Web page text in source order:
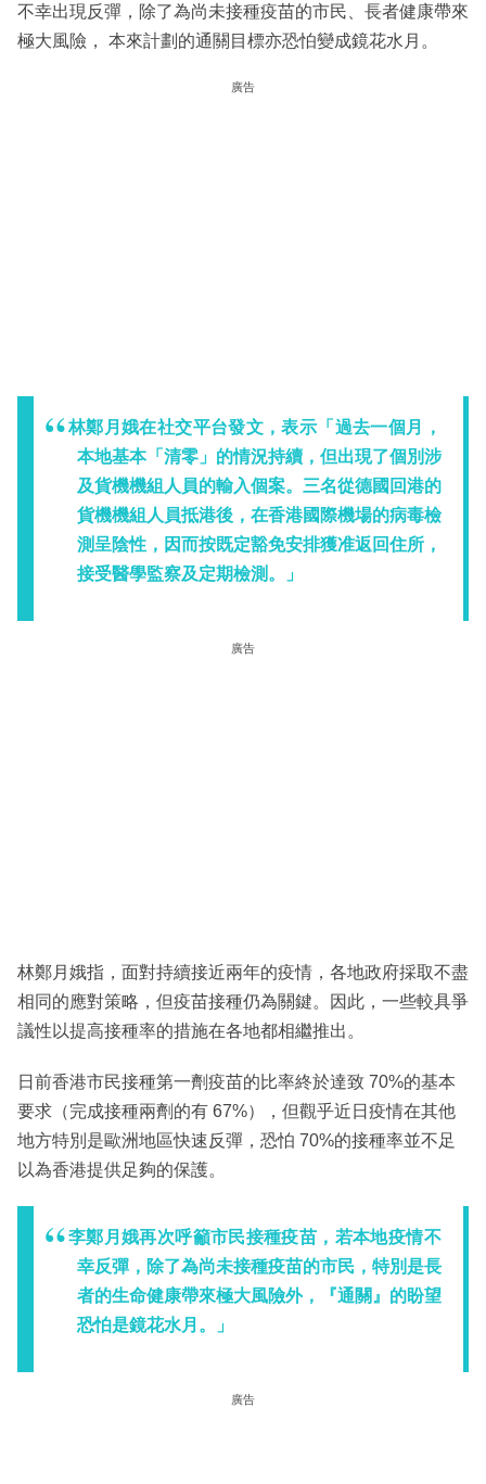
不幸出現反彈，除了為尚未接種疫苗的市民、長者健康帶來
極大風險， 本來計劃的通關目標亦恐怕變成鏡花水月。
廣告
林鄭月娥在社交平台發文，表示「過去一個月，
本地基本「清零」的情況持續，但出現了個別涉
及貨機機組人員的輸入個案。三名從德國回港的
貨機機組人員抵港後，在香港國際機場的病毒檢
測呈陰性，因而按既定豁免安排獲准返回住所，
接受醫學監察及定期檢測。」
廣告
林鄭月娥指，面對持續接近兩年的疫情，各地政府採取不盡
相同的應對策略，但疫苗接種仍為關鍵。因此，一些較具爭
議性以提高接種率的措施在各地都相繼推出。
日前香港市民接種第一劑疫苗的比率終於達致 70%的基本
要求（完成接種兩劑的有 67%），但觀乎近日疫情在其他
地方特別是歐洲地區快速反彈，恐怕 70%的接種率並不足
以為香港提供足夠的保護。
李鄭月娥再次呼籲市民接種疫苗，若本地疫情不
幸反彈，除了為尚未接種疫苗的市民，特別是長
者的生命健康帶來極大風險外，『通關』的盼望
恐怕是鏡花水月。」
廣告